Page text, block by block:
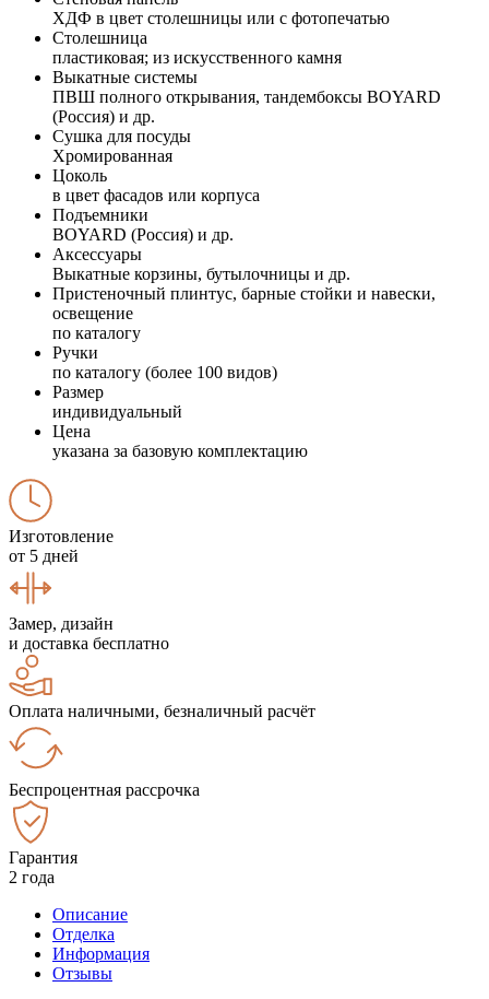
ХДФ в цвет столешницы или с фотопечатью
Столешница
пластиковая; из искусственного камня
Выкатные системы
ПВШ полного открывания, тандембоксы BOYARD
(Россия) и др.
Сушка для посуды
Хромированная
Цоколь
в цвет фасадов или корпуса
Подъемники
BOYARD (Россия) и др.
Аксессуары
Выкатные корзины, бутылочницы и др.
Пристеночный плинтус, барные стойки и навески,
освещение
по каталогу
Ручки
по каталогу (более 100 видов)
Размер
индивидуальный
Цена
указана за базовую комплектацию
Изготовление
от 5 дней
Замер, дизайн
и доставка бесплатно
Оплата наличными, безналичный расчёт
Беспроцентная рассрочка
Гарантия
2 года
Описание
Отделка
Информация
Отзывы